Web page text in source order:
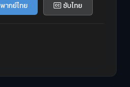
พากย์ไทย ซับไทย